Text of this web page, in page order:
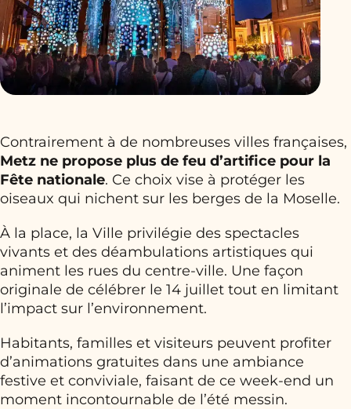
Contrairement à de nombreuses villes françaises,
Metz ne propose plus de feu d’artifice pour la
Fête nationale. Ce choix vise à protéger les
oiseaux qui nichent sur les berges de la Moselle.
À la place, la Ville privilégie des spectacles
vivants et des déambulations artistiques qui
animent les rues du centre-ville. Une façon
originale de célébrer le 14 juillet tout en limitant
l’impact sur l’environnement.
Habitants, familles et visiteurs peuvent profiter
d’animations gratuites dans une ambiance
festive et conviviale, faisant de ce week-end un
moment incontournable de l’été messin.